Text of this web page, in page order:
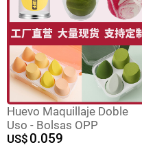
Huevo Maquillaje Doble
Uso - Bolsas OPP
US$ 0.059